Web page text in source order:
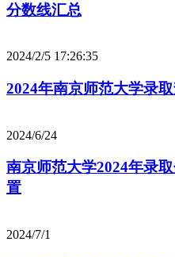
分数线汇总
2024/2/5 17:26:35
2024年南京师范大学录
2024/6/24
南京师范大学2024年录
置
2024/7/1